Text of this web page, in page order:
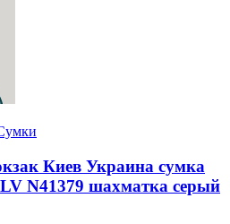
Киев Украина сумка
N41379 шахматка серый